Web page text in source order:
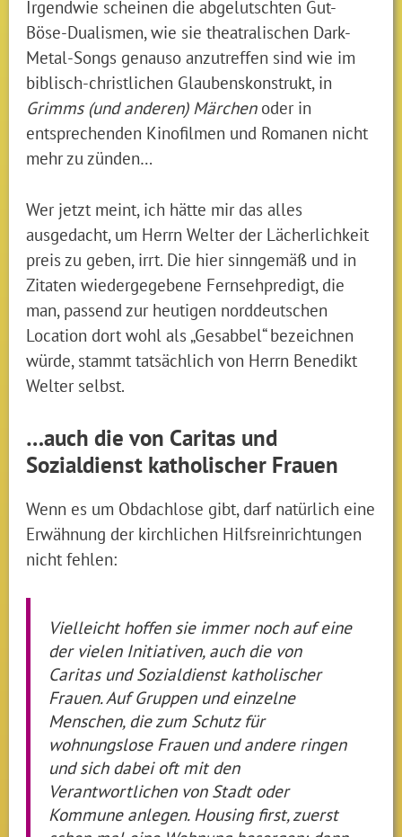
Irgendwie scheinen die abgelutschten Gut-
Böse-Dualismen, wie sie theatralischen Dark-
Metal-Songs genauso anzutreffen sind wie im
biblisch-christlichen Glaubenskonstrukt, in
Grimms (und anderen) Märchenoder in
entsprechenden Kinofilmen und Romanen nicht
mehr zu zünden…
Wer jetzt meint, ich hätte mir das alles
ausgedacht, um Herrn Welter der Lächerlichkeit
preis zu geben, irrt. Die hier sinngemäß und in
Zitaten wiedergegebene Fernsehpredigt, die
man, passend zur heutigen norddeutschen
Location dort wohl als „Gesabbel“ bezeichnen
würde, stammt tatsächlich von Herrn Benedikt
Welter selbst.
…auch die von Caritas und
Sozialdienst katholischer Frauen
Wenn es um Obdachlose gibt, darf natürlich eine
Erwähnung der kirchlichen Hilfsreinrichtungen
nicht fehlen:
Vielleicht hoffen sie immer noch auf eine
der vielen Initiativen, auch die von
Caritas und Sozialdienst katholischer
Frauen. Auf Gruppen und einzelne
Menschen, die zum Schutz für
wohnungslose Frauen und andere ringen
und sich dabei oft mit den
Verantwortlichen von Stadt oder
Kommune anlegen. Housing first, zuerst